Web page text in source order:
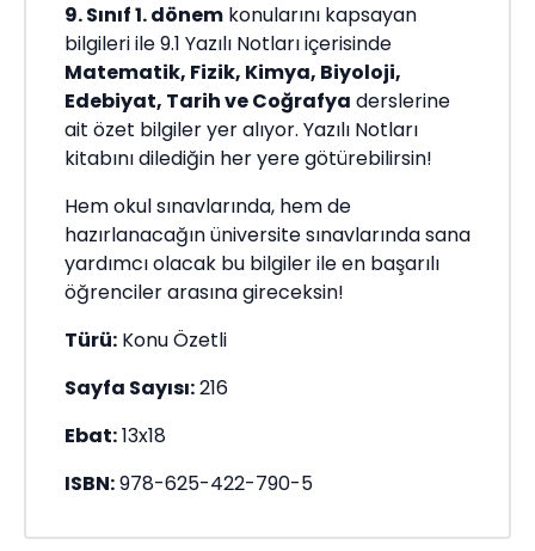
9. Sınıf 1. dönem konularını kapsayan
bilgileri ile 9.1 Yazılı Notları içerisinde
Matematik, Fizik, Kimya, Biyoloji,
Edebiyat, Tarih ve Coğrafya derslerine
ait özet bilgiler yer alıyor. Yazılı Notları
kitabını dilediğin her yere götürebilirsin!
Hem okul sınavlarında, hem de
hazırlanacağın üniversite sınavlarında sana
yardımcı olacak bu bilgiler ile en başarılı
öğrenciler arasına gireceksin!
Türü: Konu Özetli
Sayfa Sayısı:216
Ebat:13x18
ISBN:978-625-422-790-5